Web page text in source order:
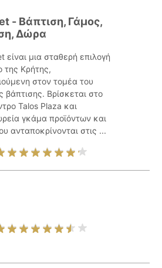
- Βάπτιση, Γάμος,
Δώρα
είναι μια σταθερή επιλογή
της Κρήτης,
στον τομέα του
βάπτισης. Βρίσκεται στο
Talos Plaza και
γκάμα προϊόντων και
ανταποκρίνονται στις ...